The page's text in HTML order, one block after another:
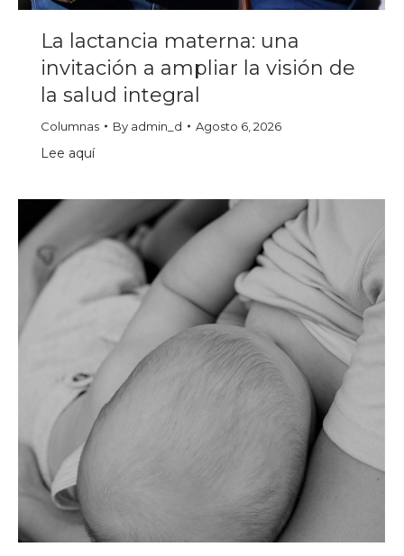
La lactancia materna: una
invitación a ampliar la visión de
la salud integral
Columnas By admin_d Agosto 6, 2026
Lee aquí